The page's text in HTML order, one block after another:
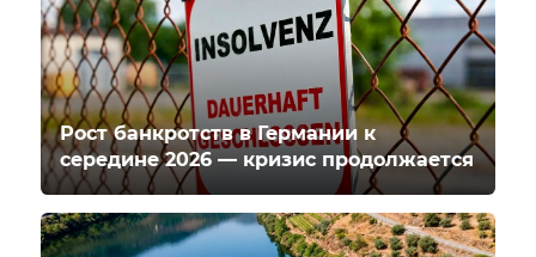
Рост банкротств в Германии к
середине 2026 — кризис продолжается